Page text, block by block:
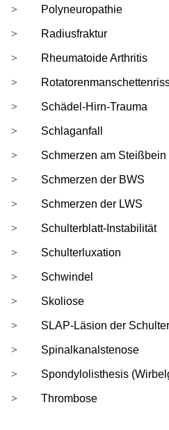
Polyneuropathie
Radiusfraktur
Rheumatoide Arthritis
Schädel-Hirn-Trauma
Schlaganfall
Schmerzen am Steißbein
Schmerzen der BWS
Schmerzen der LWS
Schulterblatt-Instabilität
Schulterluxation
Schwindel
Skoliose
SLAP-Läsion der Schulter
Spinalkanalstenose
Spondylolisthesis
Thrombose